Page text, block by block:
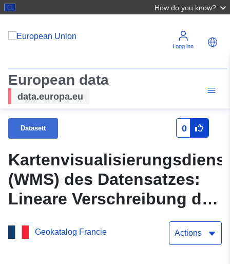
How do you know?
Logg inn
European data
data.europa.eu
Datasett 0
(WMS) des Datensatzes:
Lineare Verschreibung des
Cardonnette
Geokatalog Francie Actions